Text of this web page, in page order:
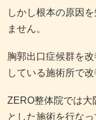
しかし根本の原因
ません。
胸郭出口症候群を
している施術所で
ZERO整体院では大
とした施術を行なっ